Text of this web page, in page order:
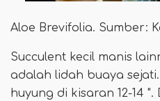
Aloe Brevifolia. Sumber:
Succulent kecil manis
adalah lidah buaya
huyung di kisaran 12-14